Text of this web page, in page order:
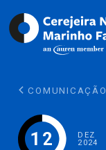
COMUNICAÇÃO
12 DEZ
2024